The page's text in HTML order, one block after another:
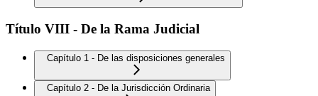
Título VIII - De la Rama Judicial
Capítulo 1 - De las disposiciones generales
Capítulo 2 - De la Jurisdicción Ordinaria